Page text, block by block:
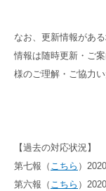
なお、更新情報があ
情報は随時更新・ご
様のご理解・ご協力
【過去の対応状況】
第七報（ こちら ）
第六報（ こちら ）